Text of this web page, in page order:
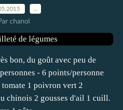
chanol
bon, du goût avec peu de
- 6 points/personne
1 poivron vert 2
chinois 2 gousses d'ail 1 cuill.